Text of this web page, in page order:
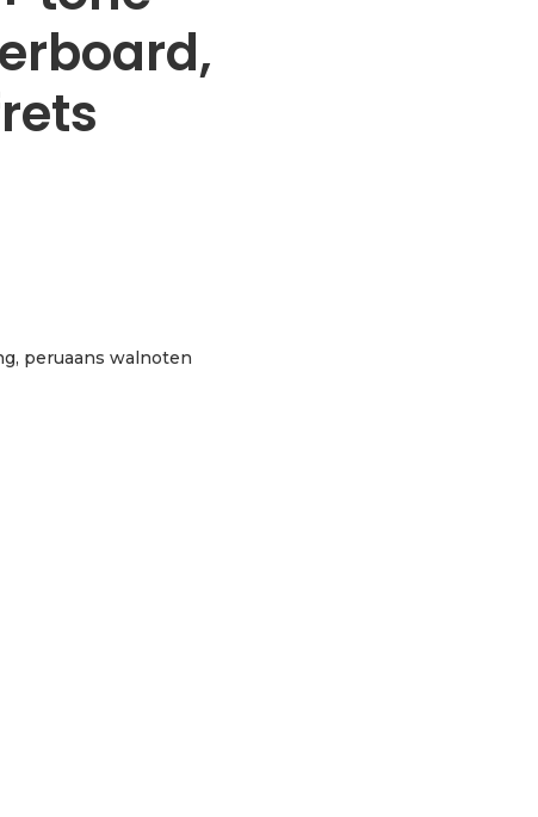
peruaans walnoten
ebony fingerboard, 24 brackets, 17 frets aantal